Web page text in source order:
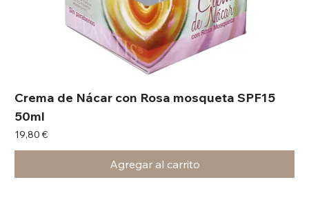
Crema de Nácar con Rosa mosqueta SPF15
50ml
Precio
19,80 €
Agregar al carrito